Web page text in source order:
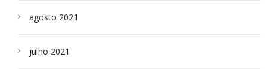
agosto 2021
julho 2021